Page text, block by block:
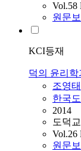
Vol.58
원문보
KCI등재
덕의 윤리
조영태
한국
2014
도덕
Vol.26
원문보